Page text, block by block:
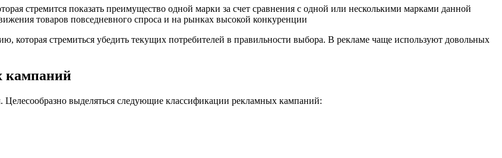
стремится показать преимущество одной марки за счет сравнения с одной или несколькими марками данной
товаров повседневного спроса и на рынках высокой конкуренции
стремиться убедить текущих потребителей в правильности выбора. В рекламе чаще используют довольных
кампаний
выделяться следующие классификации рекламных кампаний: